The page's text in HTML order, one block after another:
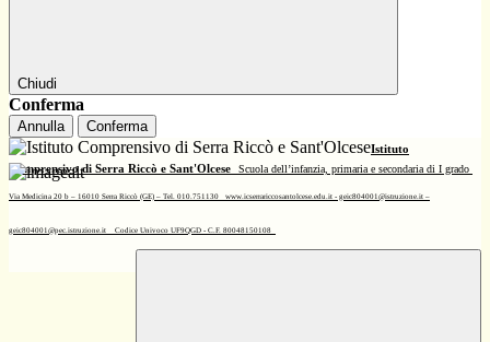
Chiudi
Conferma
Annulla Conferma
Istituto
Comprensivo di Serra Riccò e Sant'Olcese
Scuola dell’infanzia, primaria e secondaria di I grado
Via Medicina 20 b – 16010 Serra Riccò (GE) – Tel. 010.751130 www.icserrariccosantolcese.edu.it - geic804001@istruzione.it –
geic804001@pec.istruzione.it Codice Univoco UF9QGD - C.F. 80048150108